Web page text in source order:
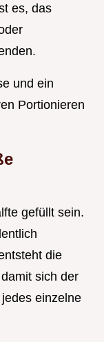
es, das
und ein
Portionieren
gefüllt sein.
die
sich der
einzelne